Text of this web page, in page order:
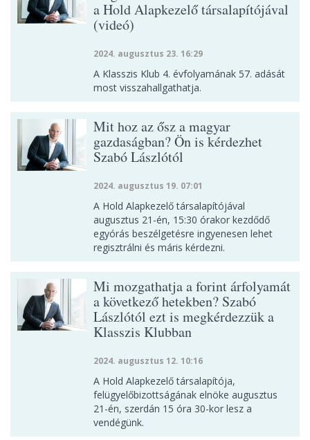
a Hold Alapkezelő társalapítójával
(videó)
2024. augusztus 23. 16:29
A Klasszis Klub 4. évfolyamának 57. adását
most visszahallgathatja.
Mit hoz az ősz a magyar
gazdaságban? Ön is kérdezhet
Szabó Lászlótól
2024. augusztus 19. 07:01
A Hold Alapkezelő társalapítójával
augusztus 21-én, 15:30 órakor kezdődő
egyórás beszélgetésre ingyenesen lehet
regisztrálni és máris kérdezni.
Mi mozgathatja a forint árfolyamát
a következő hetekben? Szabó
Lászlótól ezt is megkérdezzük a
Klasszis Klubban
2024. augusztus 12. 10:16
A Hold Alapkezelő társalapítója,
felügyelőbizottságának elnöke augusztus
21-én, szerdán 15 óra 30-kor lesz a
vendégünk.